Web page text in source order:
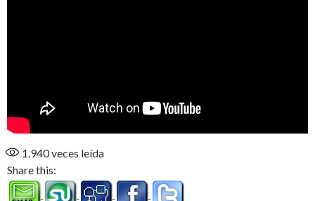
1.940veces leída
Share this: